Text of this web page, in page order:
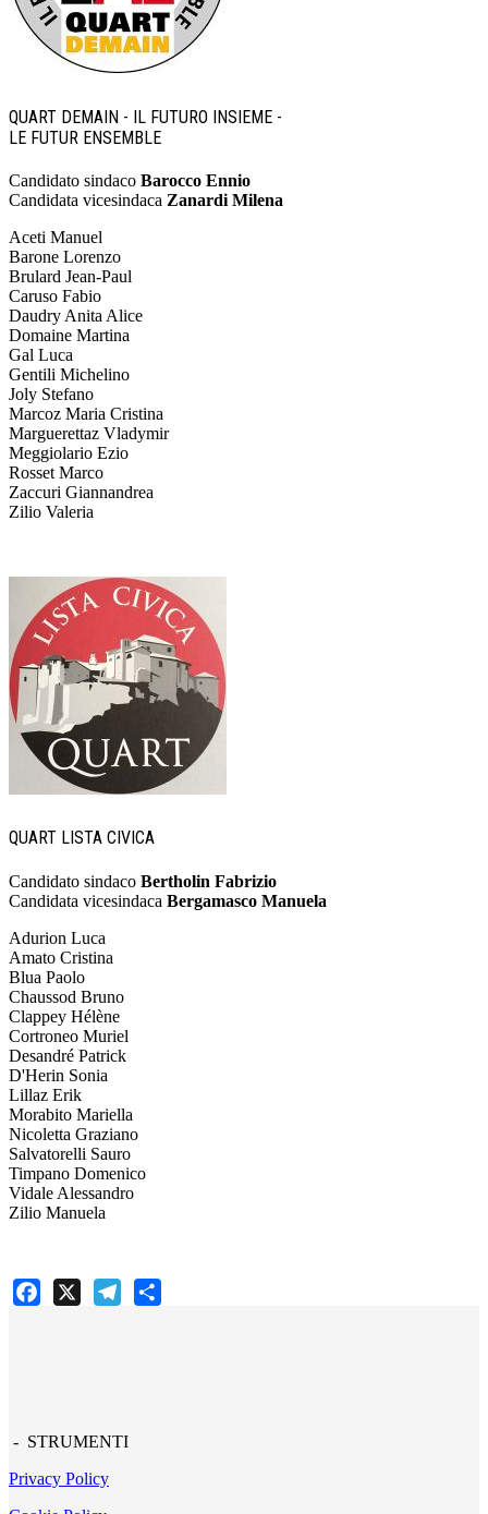
QUART DEMAIN - IL FUTURO INSIEME -
LE FUTUR ENSEMBLE
Candidato sindaco Barocco Ennio
Candidata vicesindaca Zanardi Milena
Aceti Manuel
Barone Lorenzo
Brulard Jean-Paul
Caruso Fabio
Daudry Anita Alice
Domaine Martina
Gal Luca
Gentili Michelino
Joly Stefano
Marcoz Maria Cristina
Marguerettaz Vladymir
Meggiolario Ezio
Rosset Marco
Zaccuri Giannandrea
Zilio Valeria
QUART LISTA CIVICA
Candidato sindaco Bertholin Fabrizio
Candidata vicesindaca Bergamasco Manuela
Adurion Luca
Amato Cristina
Blua Paolo
Chaussod Bruno
Clappey Hélène
Cortroneo Muriel
Desandré Patrick
D'Herin Sonia
Lillaz Erik
Morabito Mariella
Nicoletta Graziano
Salvatorelli Sauro
Timpano Domenico
Vidale Alessandro
Zilio Manuela
- STRUMENTI
Privacy Policy